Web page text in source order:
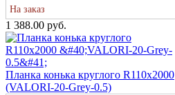
На заказ
1 388.00 руб.
Планка конька круглого R110х2000
(VALORI-20-Grey-0.5)